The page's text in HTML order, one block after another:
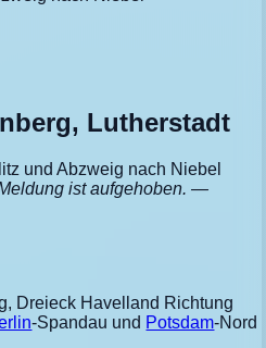
Lutherstadt
und Abzweig nach Niebel
ist aufgehoben. —
Dreieck Havelland Richtung
-Spandau und Potsdam-Nord